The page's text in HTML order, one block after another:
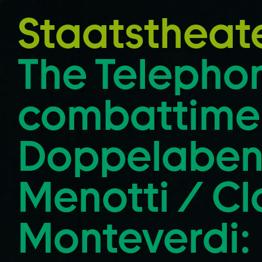
Zum Hauptinhalt springen
The
Menotti /
Monteverdi: